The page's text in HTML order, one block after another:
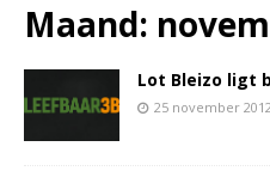
Maand:
Lot Bleizo ligt
25 november 2012